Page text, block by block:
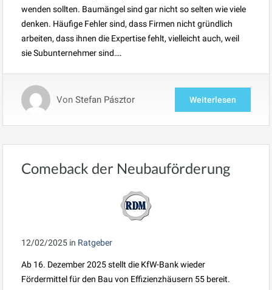
wenden sollten. Baumängel sind gar nicht so selten wie viele
denken. Häufige Fehler sind, dass Firmen nicht gründlich
arbeiten, dass ihnen die Expertise fehlt, vielleicht auch, weil
sie Subunternehmer sind….
Von Stefan Pásztor Weiterlesen
Comeback der Neubauförderung
12/02/2025 in Ratgeber
Ab 16. Dezember 2025 stellt die KfW-Bank wieder
Fördermittel für den Bau von Effizienzhäusern 55 bereit.